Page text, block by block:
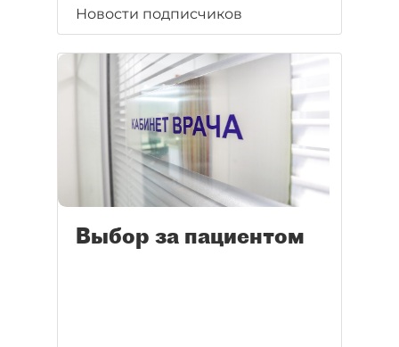
Новости подписчиков
Выбор за пациентом